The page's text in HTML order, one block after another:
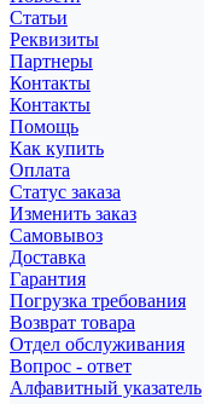
Статьи
Реквизиты
Партнеры
Контакты
Контакты
Помощь
Как купить
Оплата
Статус заказа
Изменить заказ
Самовывоз
Доставка
Гарантия
Погрузка требования
Возврат товара
Отдел обслуживания
Вопрос - ответ
Алфавитный указатель